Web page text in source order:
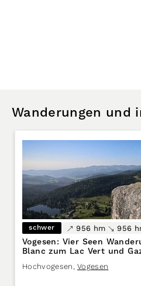
Wanderungen und
schwer 956 hm 956
Vogesen: Vier Seen
Blanc zum Lac Vert und
Hochvogesen , Vogesen